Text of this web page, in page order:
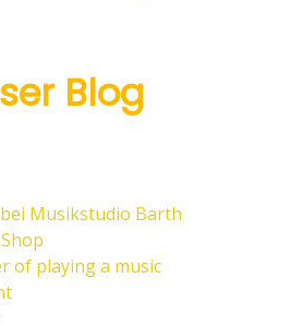
Blog
of playing a music